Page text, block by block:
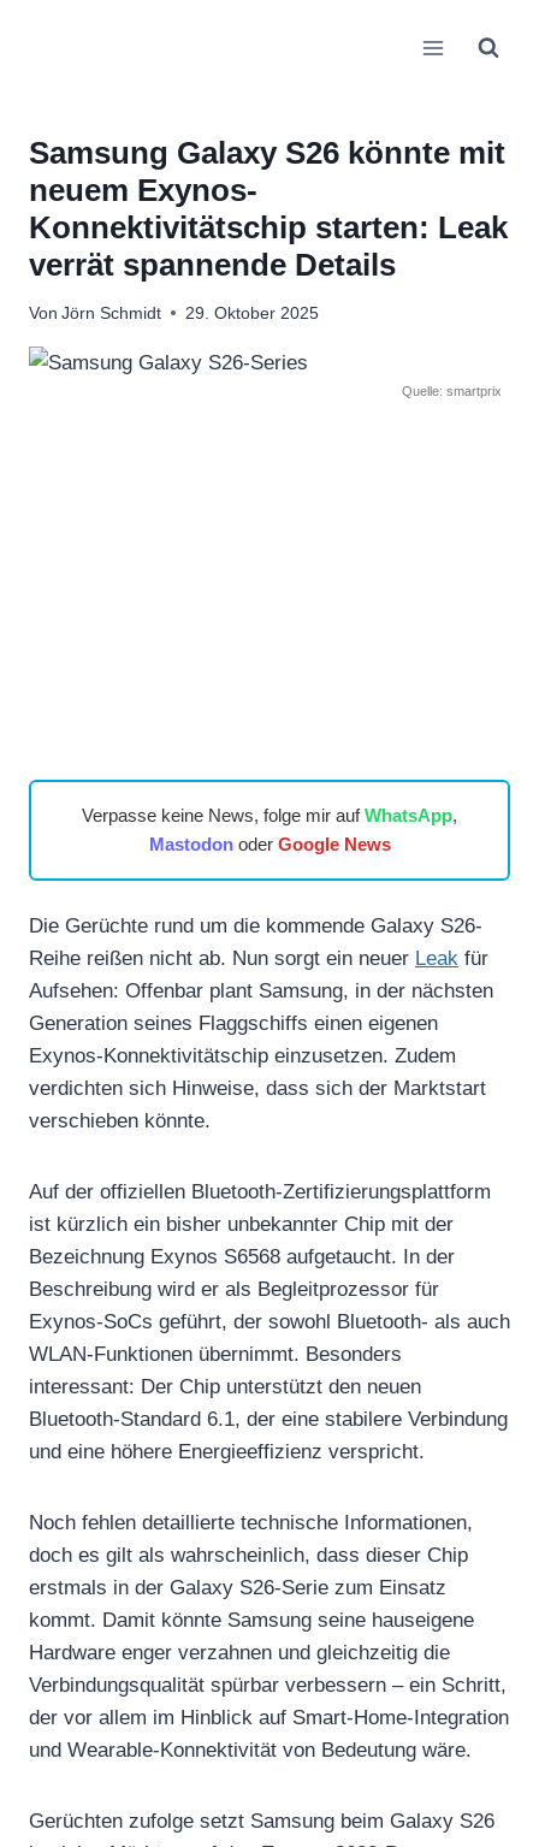
Samsung Galaxy S26 könnte mit
neuem Exynos-
Konnektivitätschip starten: Leak
verrät spannende Details
Von Jörn Schmidt 29. Oktober 2025
Quelle: smartprix
Verpasse keine News, folge mir aufWhatsApp,
Mastodonoder Google News
Die Gerüchte rund um die kommende Galaxy S26-
Reihe reißen nicht ab. Nun sorgt ein neuer Leak für
Aufsehen: Offenbar plant Samsung, in der nächsten
Generation seines Flaggschiffs einen eigenen
Exynos-Konnektivitätschip einzusetzen. Zudem
verdichten sich Hinweise, dass sich der Marktstart
verschieben könnte.
Auf der offiziellen Bluetooth-Zertifizierungsplattform
ist kürzlich ein bisher unbekannter Chip mit der
Bezeichnung Exynos S6568 aufgetaucht. In der
Beschreibung wird er als Begleitprozessor für
Exynos-SoCs geführt, der sowohl Bluetooth- als auch
WLAN-Funktionen übernimmt. Besonders
interessant: Der Chip unterstützt den neuen
Bluetooth-Standard 6.1, der eine stabilere Verbindung
und eine höhere Energieeffizienz verspricht.
Noch fehlen detaillierte technische Informationen,
doch es gilt als wahrscheinlich, dass dieser Chip
erstmals in der Galaxy S26-Serie zum Einsatz
kommt. Damit könnte Samsung seine hauseigene
Hardware enger verzahnen und gleichzeitig die
Verbindungsqualität spürbar verbessern – ein Schritt,
der vor allem im Hinblick auf Smart-Home-Integration
und Wearable-Konnektivität von Bedeutung wäre.
Gerüchten zufolge setzt Samsung beim Galaxy S26